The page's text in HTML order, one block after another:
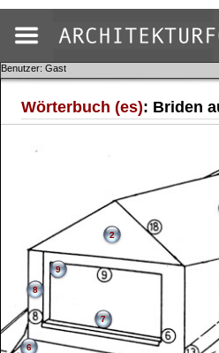
Benutzer: Gast
Wörterbuch (es): Briden
2
6
7
8
9